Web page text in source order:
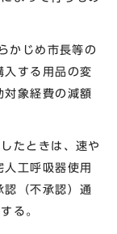
かじめ市長等の
入する用品の変
対象経費の減額
たときは、速や
人工呼吸器使用
（不承認）通
る。